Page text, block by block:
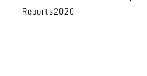
Reports2020